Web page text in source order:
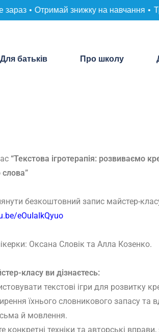
• Отримай знижку на навчання •
Для батьків Про школу
“Текстова ігротерапія: розвиваємо
безкоштовний запис майстер-
eOuIaIkQyuo
Оксана Словік та Алла Козенко.
класу ви дізнаєтесь:
текстові ігри для розвитку
їхнього словникового запасу та
й мовлення.
конкретні техніки та авторські